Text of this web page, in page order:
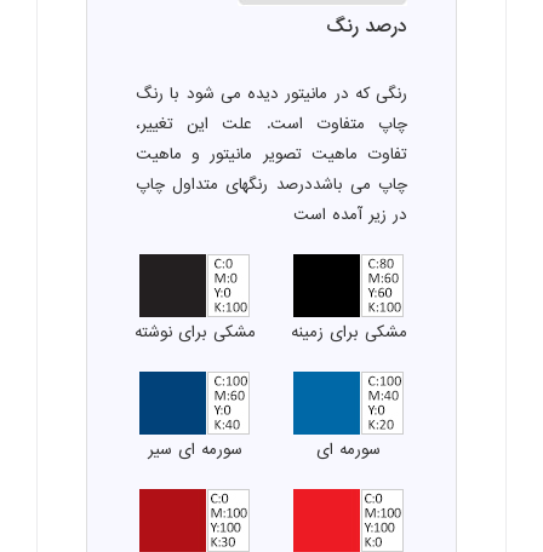
درصد رنگ
رنگی که در مانیتور دیده می شود با رنگ
چاپ متفاوت است. علت این تغییر،
تفاوت ماهیت تصویر مانیتور و ماهیت
چاپ می باشددرصد رنگهای متداول چاپ
در زیر آمده است
مشکی برای زمینه مشکی برای نوشته
سورمه ای سورمه ای سیر